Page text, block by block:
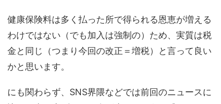
健康保険料は多く払った所で得られる恩恵が増える
わけではない（でも加入は強制の）ため、実質は税
金と同じ（つまり今回の改正＝増税）と言って良い
かと思います。
にも関わらず、SNS界隈などでは前回のニュースに